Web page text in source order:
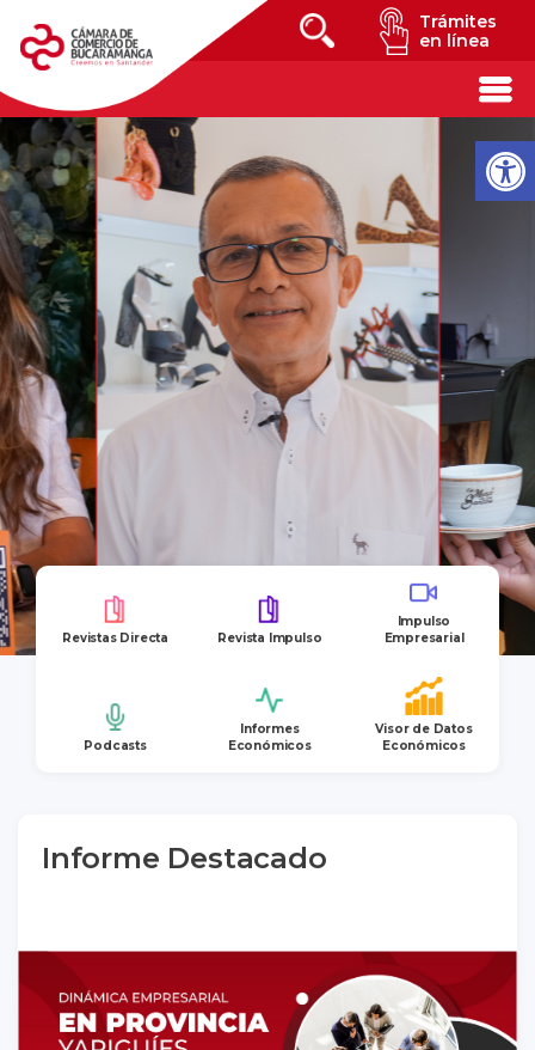
Trámites
en línea
Revistas Directa Revista Impulso
Impulso
Empresarial
Podcasts
Informes
Económicos
Visor de Datos
Económicos
Informe Destacado